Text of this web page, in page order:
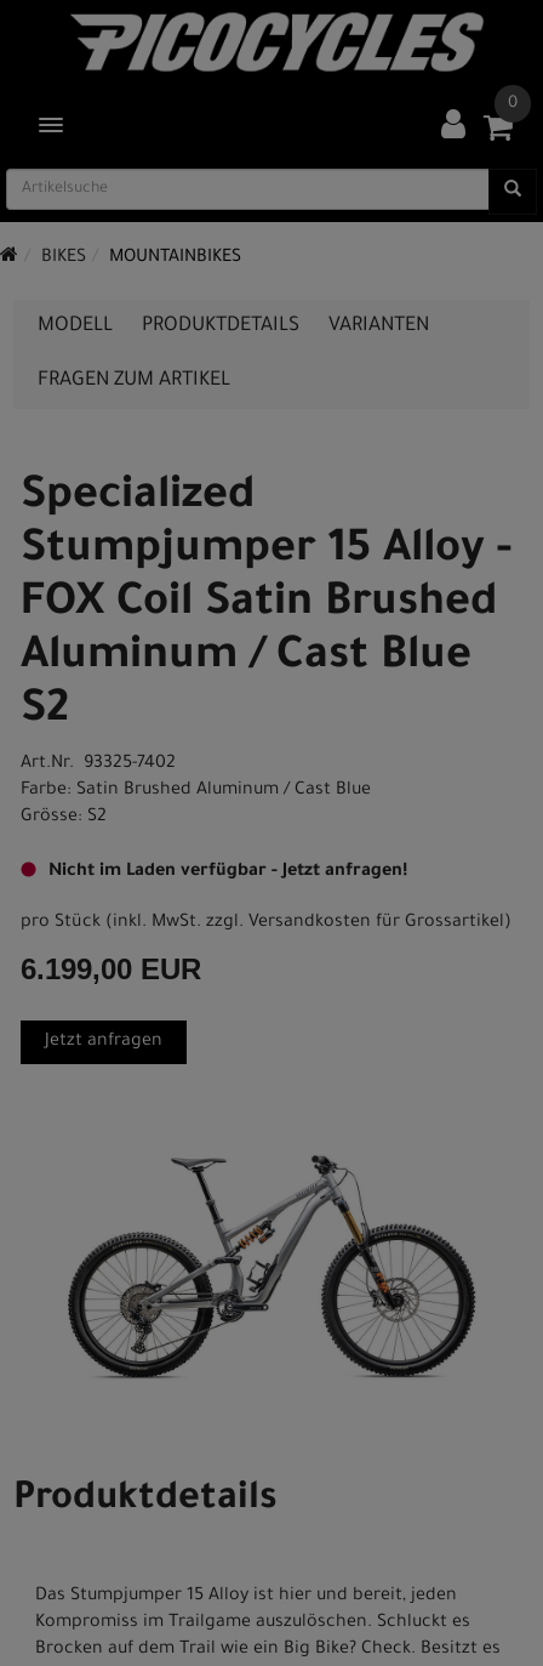
TOGGLE NAVIGATION
0
BIKES MOUNTAINBIKES
MODELL PRODUKTDETAILS VARIANTEN
FRAGEN ZUM ARTIKEL
Specialized
Stumpjumper 15 Alloy -
FOX Coil Satin Brushed
Aluminum / Cast Blue
S2
Art.Nr. 93325-7402
Farbe: Satin Brushed Aluminum / Cast Blue
Grösse: S2
Nicht im Laden verfügbar - Jetzt anfragen!
pro Stück (inkl. MwSt. zzgl. Versandkosten für Grossartikel)
6.199,00 EUR
Jetzt anfragen
Produktdetails
Das Stumpjumper 15 Alloy ist hier und bereit, jeden
Kompromiss im Trailgame auszulöschen. Schluckt es
Brocken auf dem Trail wie ein Big Bike? Check. Besitzt es